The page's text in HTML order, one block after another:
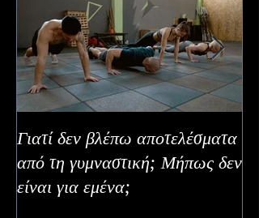
Γιατί δεν βλέπω αποτελέσματα
από τη γυμναστική; Μήπως δεν
είναι για εμένα;